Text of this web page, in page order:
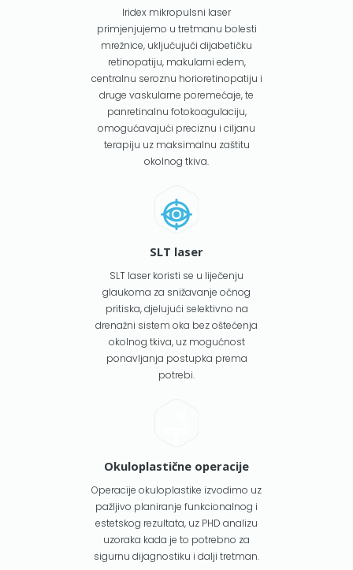
Iridex mikropulsni laser
primjenjujemo u tretmanu bolesti
mrežnice, uključujući dijabetičku
retinopatiju, makularni edem,
centralnu seroznu horioretinopatiju i
druge vaskularne poremećaje, te
panretinalnu fotokoagulaciju,
omogućavajući preciznu i ciljanu
terapiju uz maksimalnu zaštitu
okolnog tkiva.
SLT laser
SLT laser koristi se u liječenju
glaukoma za snižavanje očnog
pritiska, djelujući selektivno na
drenažni sistem oka bez oštećenja
okolnog tkiva, uz mogućnost
ponavljanja postupka prema
potrebi.
Okuloplastične operacije
Operacije okuloplastike izvodimo uz
pažljivo planiranje funkcionalnog i
estetskog rezultata, uz PHD analizu
uzoraka kada je to potrebno za
sigurnu dijagnostiku i dalji tretman.